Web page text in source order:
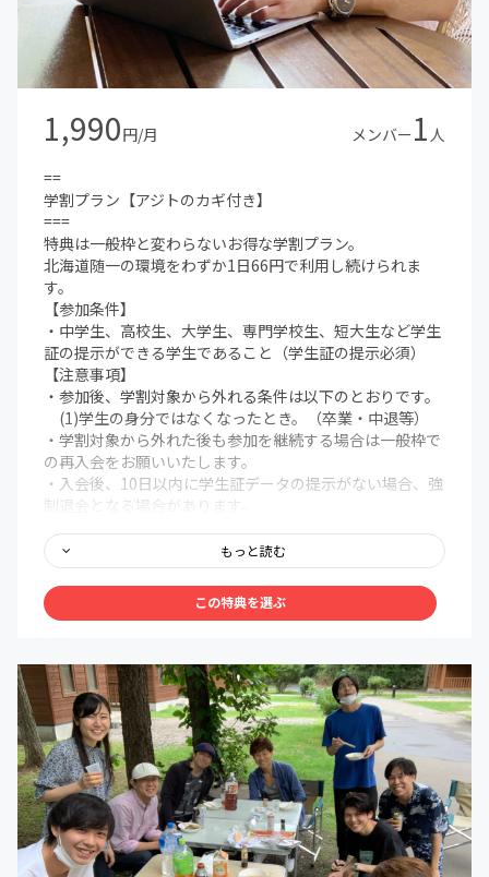
1,990円/月 メンバー1 人
==
学割プラン【アジトのカギ付き】
===
特典は一般枠と変わらないお得な学割プラン。
北海道随一の環境をわずか1日66円で利用し続けられま
す。
【参加条件】
・中学生、高校生、大学生、専門学校生、短大生など学生
証の提示ができる学生であること（学生証の提示必須）
【注意事項】
・参加後、学割対象から外れる条件は以下のとおりです。
(1)学生の身分ではなくなったとき。（卒業・中退等）
・学割対象から外れた後も参加を継続する場合は一般枠で
の再入会をお願いいたします。
・入会後、10日以内に学生証データの提示がない場合、強
制退会となる場合があります。
＜オンライン共通コンテンツ＞
■北海道人の「好きを仕事にする」を実現させることに特
化したオンラインサロンが提供するノウハウおよび教材を
毎月作り続けながら提供
■北海道で活躍する社長/経営者/起業家/クリエイターを招
いてのゲストトーク
■好きを仕事にするためのオンラインビジネスノウハウを
商品開発〜集客〜セールス〜運営〜月額課金化までの基礎
的なビジネスノウハウを無料受講可能
■facebookページ&メンバー専用会員サイトでの意見交
換、成功事例の共有
■生配信やイベント当日を逃しても後から見返すことがで
きる「専用会員ページ」ノウハウ
もっと読む
この特典を選ぶ